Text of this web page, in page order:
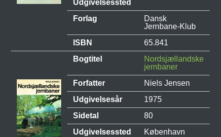
Udgivelsessted
Forlag
Dansk
Jernbane-Klub
ISBN
65.841
Bogtitel
Nordsjællandske
jernbaner
Forfatter
Niels Jensen
Udgivelsesår
1975
Sidetal
80
Udgivelsessted
København